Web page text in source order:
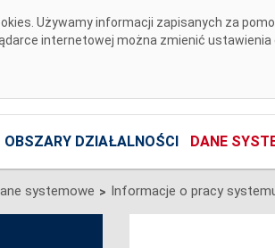
Używamy informacji zapisanych za
internetowej można zmienić
OBSZARY DZIAŁALNOŚCI DANE
systemowe >